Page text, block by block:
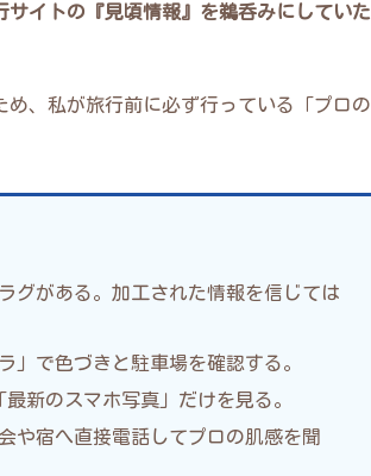
サイトの『見頃情報』を鵜呑みにしていた
、私が旅行前に必ず行っている「プロの
グがある。加工された情報を信じては
」で色づきと駐車場を確認する。
最新のスマホ写真」だけを見る。
や宿へ直接電話してプロの肌感を聞